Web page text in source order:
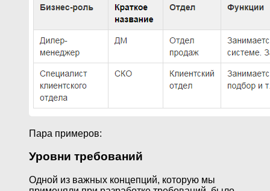
Пара примеров:
Уровни требований
Одной из важных концепций, которую мы